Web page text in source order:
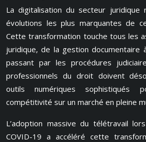
La digitalisation du secteur juridique
évolutions les plus marquantes de
Cette transformation touche tous les
juridique, de la gestion documentaire
passant par les procédures
professionnels du droit doivent
outils numériques sophistiqués
compétitivité sur un marché en pleine
L’adoption massive du télétravail
COVID-19 a accéléré cette